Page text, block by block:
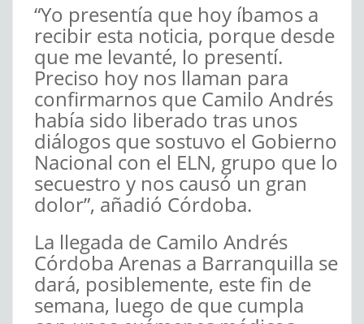
“Yo presentía que hoy íbamos a
recibir esta noticia, porque desde
que me levanté, lo presentí.
Preciso hoy nos llaman para
confirmarnos que Camilo Andrés
había sido liberado tras unos
diálogos que sostuvo el Gobierno
Nacional con el ELN, grupo que lo
secuestro y nos causó un gran
dolor”, añadió Córdoba.
La llegada de Camilo Andrés
Córdoba Arenas a Barranquilla se
dará, posiblemente, este fin de
semana, luego de que cumpla